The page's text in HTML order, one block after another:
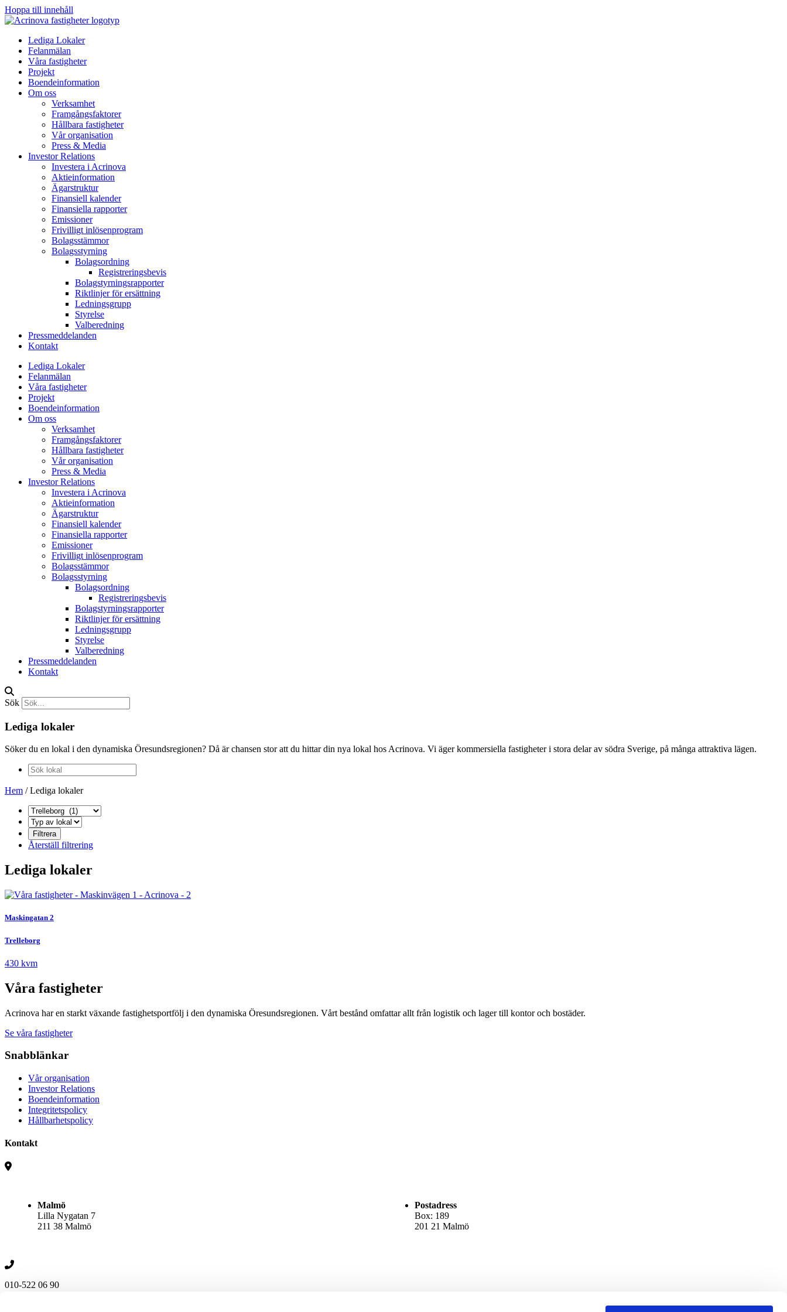
Hoppa till innehåll
Lediga Lokaler
Felanmälan
Våra fastigheter
Projekt
Boendeinformation
Om oss
Verksamhet
Framgångsfaktorer
Hållbara fastigheter
Vår organisation
Press & Media
Investor Relations
Investera i Acrinova
Aktieinformation
Ägarstruktur
Finansiell kalender
Finansiella rapporter
Emissioner
Frivilligt inlösenprogram
Bolagsstämmor
Bolagsstyrning
Bolagsordning
Registreringsbevis
Bolagstyrningsrapporter
Riktlinjer för ersättning
Ledningsgrupp
Styrelse
Valberedning
Pressmeddelanden
Kontakt
Lediga Lokaler
Felanmälan
Våra fastigheter
Projekt
Boendeinformation
Om oss
Verksamhet
Framgångsfaktorer
Hållbara fastigheter
Vår organisation
Press & Media
Investor Relations
Investera i Acrinova
Aktieinformation
Ägarstruktur
Finansiell kalender
Finansiella rapporter
Emissioner
Frivilligt inlösenprogram
Bolagsstämmor
Bolagsstyrning
Bolagsordning
Registreringsbevis
Bolagstyrningsrapporter
Riktlinjer för ersättning
Ledningsgrupp
Styrelse
Valberedning
Pressmeddelanden
Kontakt
Sök
Lediga lokaler
Söker du en lokal i den dynamiska Öresundsregionen? Då är chansen stor att du hittar din nya lokal hos Acrinova. Vi äger kommersiella fastigheter i stora delar av södra Sverige, på många attraktiva lägen.
Hem /Lediga lokaler
Återställ filtrering
Lediga lokaler
Maskingatan 2
Trelleborg
430 kvm
Våra fastigheter
Acrinova har en starkt växande fastighetsportfölj i den dynamiska Öresundsregionen. Vårt bestånd omfattar allt från logistik och lager till kontor och bostäder.
Se våra fastigheter
Snabblänkar
Vår organisation
Investor Relations
Boendeinformation
Integritetspolicy
Hållbarhetspolicy
Kontakt
Malmö
Lilla Nygatan 7
211 38 Malmö
Postadress
Box: 189
201 21 Malmö
010-522 06 90